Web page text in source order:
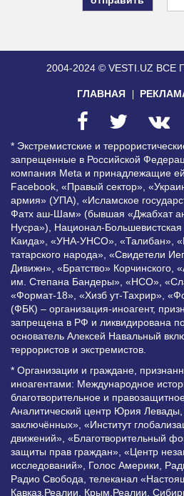
2004-2024 © VESTI.UZ ВСЕ
ГЛАВНАЯ
* Экстремистские и
запрещенные в Российской
компания Meta и принадлежащие
Facebook, «Правый сектор»,
армия» (УПА), «Исламское
Фатх аш-Шам» (бывшая «Джабхат
Нусра»), Национал-
Каида», «УНА-УНСО», «Талибан»,
татарского народа», «Свидетели
Дивижн», «Братство» Корчинского,
им. Степана Бандеры», «НСО»,
«Формат-18», «Хизб ут-Тахрир»,
(ФБК) – организация-иноагент,
запрещена в РФ и ликвидирована
основатель Алексей Навальный
террористов и экстремистов.
* Организации и граждане,
иноагентами: Международное
благотворительное и
Аналитический центр Юрия
заключённых», «Институт
движений», «Благотворительный
защиты прав граждан», «Центр
исследований», Голос Америки,
Радио Свобода, телеканал
Кавказ.Реалии, Крым.Реалии,